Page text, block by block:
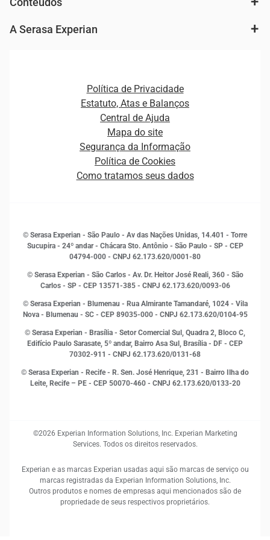
Cobrança e Recuperação de Dívidas
Plataformas e Motores de decisão
Fintechs
Ver todo o conteúdo
Curso Gratuito de Saúde Financeira
Empreendedorismo
Estudos e Pesquisas
Inovação e Tecnologia
Leis e impostos
Marketing
Open Finance
Proteção de Dados
Sustentabilidade Corporativa
A Serasa Experian
Distribuidores e representantes
Estrutura Organizacional
Sala de Imprensa
Política de Privacidade
Estatuto, Atas e Balanços
Central de Ajuda
Mapa do site
Segurança da Informação
Política de Cookies
Como tratamos seus dados
© Serasa Experian - São Paulo - Av das Nações Unidas, 14.401 - Torre
Sucupira - 24º andar - Chácara Sto. Antônio - São Paulo - SP - CEP
04794-000 - CNPJ 62.173.620/0001-80
© Serasa Experian - São Carlos - Av. Dr. Heitor José Reali, 360 - São
Carlos - SP - CEP 13571-385 - CNPJ 62.173.620/0093-06
© Serasa Experian - Blumenau - Rua Almirante Tamandaré, 1024 - Vila
Nova - Blumenau - SC - CEP 89035-000 - CNPJ 62.173.620/0104-95
© Serasa Experian - Brasília - Setor Comercial Sul, Quadra 2, Bloco C,
Edifício Paulo Sarasate, 5º andar, Bairro Asa Sul, Brasília - DF - CEP
70302-911 - CNPJ 62.173.620/0131-68
© Serasa Experian - Recife - R. Sen. José Henrique, 231 - Bairro Ilha do
Leite, Recife – PE - CEP 50070-460 - CNPJ 62.173.620/0133-20
©2026 Experian Information Solutions, Inc. Experian Marketing
Services. Todos os direitos reservados.
Experian e as marcas Experian usadas aqui são marcas de serviço ou
marcas registradas da Experian Information Solutions, Inc.
Outros produtos e nomes de empresas aqui mencionados são de
propriedade de seus respectivos proprietários.